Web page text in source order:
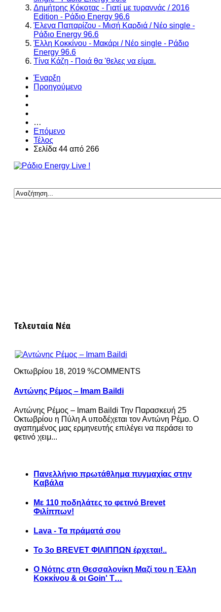
Δημήτρης Κόκοτας - Γιατί με τυραννάς / 2016
Edition - Ράδιο Energy 96.6
Έλενα Παπαρίζου - Μισή Καρδιά / Νέο single -
Ράδιο Energy 96.6
Έλλη Κοκκίνου - Μακάρι / Νέο single - Ράδιο
Energy 96.6
Τίνα Κάζη - Ποιά θα 'θελες να είμαι.
Έναρξη
Προηγούμενο
…
Επόμενο
Τέλος
Σελίδα 44 από 266
Τελευταία Νέα
Οκτωβρίου 18, 2019 %COMMENTS
Αντώνης Ρέμος – Imam Baildi
Αντώνης Ρέμος – Imam Baildi Την Παρασκευή 25
Οκτωβρίου η Πύλη Α υποδέχεται τον Αντώνη Ρέμο. Ο
αγαπημένος μας ερμηνευτής επιλέγει να περάσει το
φετινό χειμ...
Πανελλήνιο πρωτάθλημα πυγμαχίας στην
Καβάλα
Με 110 ποδηλάτες το φετινό Brevet
Φιλίππων!
Lava - Τα πράματά σου
Το 3ο BREVET ΦΙΛΙΠΠΩΝ έρχεται!..
Ο Νότης στη Θεσσαλονίκη Μαζί του η Έλλη
Κοκκίνου & οι Goin' T…